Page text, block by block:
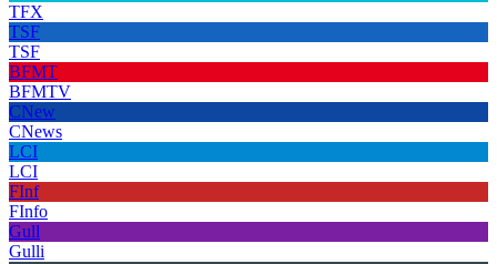
TFX
TSF
TSF
BFMT
BFMTV
CNew
CNews
LCI
LCI
FInf
FInfo
Gull
Gulli